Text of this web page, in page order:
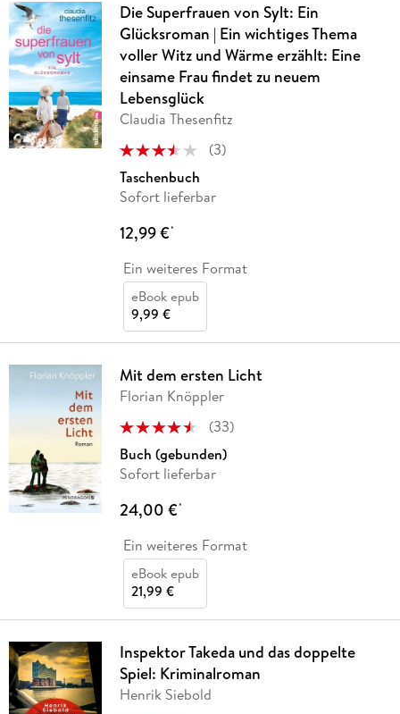
Die Superfrauen von Sylt: Ein
Glücksroman | Ein wichtiges Thema
voller Witz und Wärme erzählt: Eine
einsame Frau findet zu neuem
Lebensglück
Claudia Thesenfitz
(3)
Taschenbuch
Sofort lieferbar
12,99 €*
Ein weiteres Format
eBook epub
9,99 €
Mit dem ersten Licht
Florian Knöppler
(33)
Buch (gebunden)
Sofort lieferbar
24,00 €*
Ein weiteres Format
eBook epub
21,99 €
Inspektor Takeda und das doppelte
Spiel: Kriminalroman
Henrik Siebold